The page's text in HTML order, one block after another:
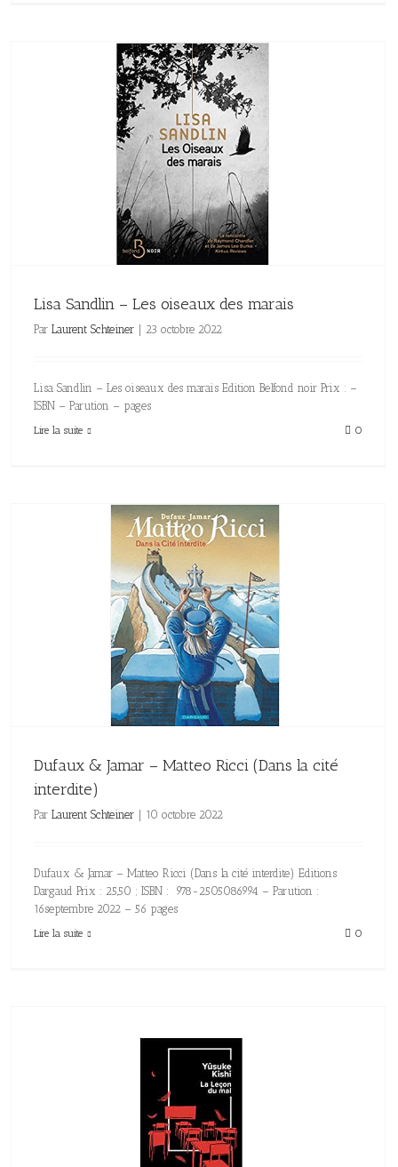
Lisa Sandlin – Les oiseaux des marais
Par Laurent Schteiner | 23 octobre 2022
Lisa Sandlin – Les oiseaux des marais Edition Belfond noir Prix : –
ISBN – Parution – pages
Lire la suite 0
Dufaux & Jamar – Matteo Ricci (Dans la cité
interdite)
Par Laurent Schteiner 10 octobre 2022
Dufaux & Jamar – Matteo Ricci (Dans la cité interdite) Editions
Dargaud Prix : 25,50 ; ISBN : 978-2505086994 – Parution :
16septembre 2022 – 56 pages
Lire la suite 0